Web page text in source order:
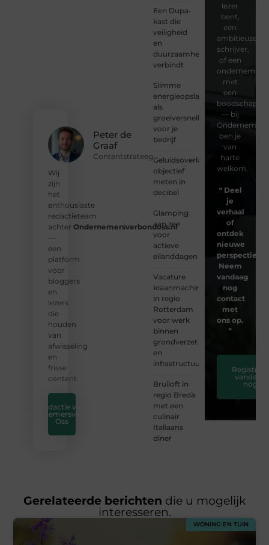
Peter de
Graaf
Contentstrateeg
Wij
zijn
het
enthousiaste
redactieteam
achter Ondernemersverbondoss.nl
—
een
platform
voor
bloggers
en
lezers
die
houden
van
afwisseling
en
frisse
content.
Redactie van
Ondernemersverbond
Oss
Een Dupa-
kast die
veiligheid
en
duurzaamheid
verbindt
Slimme
energieopslag
als
groeiversneller
voor je
bedrijf
Geluidsoverlast
objectief
meten in
decibel
Glamping
aan zee
voor
actieve
eilanddagen
Vacature
kraanmachinist
in regio
Rotterdam
voor werk
binnen
grondverzet
en
infrastructuur
Bruiloft in
regio Breda
met een
culinair
Italiaans
diner
lezer
bent,
een
ambitieuze
schrijver,
of een
ondernemer
met
een
boodschap
— bij
ben je
van
harte
welkom.
❝ Deel
je
verhaal
of
ontdek
nieuwe
Neem
vandaag
nog
contact
met
ons op.
❞
Registreer
vandaag
nog
Gerelateerde berichten die u mogelijk
interesseren.
WONING EN TUIN